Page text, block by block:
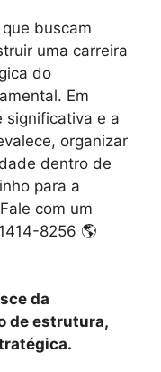
buscam
uma carreira
do
Em
significativa e a
organizar
dentro de
para a
com um
8256 🌎
da
de estrutura,